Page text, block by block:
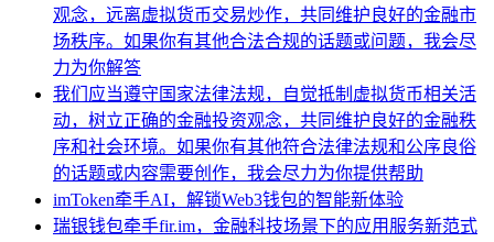
观念，远离虚拟货币交易炒作，共同维护良好的金融市
场秩序。如果你有其他合法合规的话题或问题，我会尽
力为你解答
我们应当遵守国家法律法规，自觉抵制虚拟货币相关活
动，树立正确的金融投资观念，共同维护良好的金融秩
序和社会环境。如果你有其他符合法律法规和公序良俗
的话题或内容需要创作，我会尽力为你提供帮助
imToken牵手AI，解锁Web3钱包的智能新体验
瑞银钱包牵手fir.im，金融科技场景下的应用服务新范式